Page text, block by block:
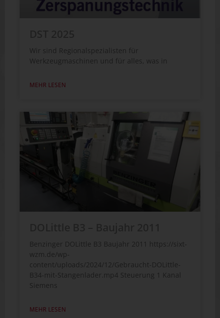
Wir sind Regionalspezialisten für
Werkzeugmaschinen und für alles, was in
MEHR LESEN
Benzinger DOLittle B3 Baujahr 2011 https://sixt-
wzm.de/wp-
content/uploads/2024/12/Gebraucht-DOLittle-
B34-mit-Stangenlader.mp4 Steuerung 1 Kanal
Siemens
MEHR LESEN